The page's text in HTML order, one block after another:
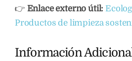
👉 Enlace externo útil:
Productos de limpieza
Información